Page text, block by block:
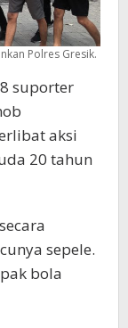
Polres Gresik.
suporter
aksi
20 tahun
sepele.
bola